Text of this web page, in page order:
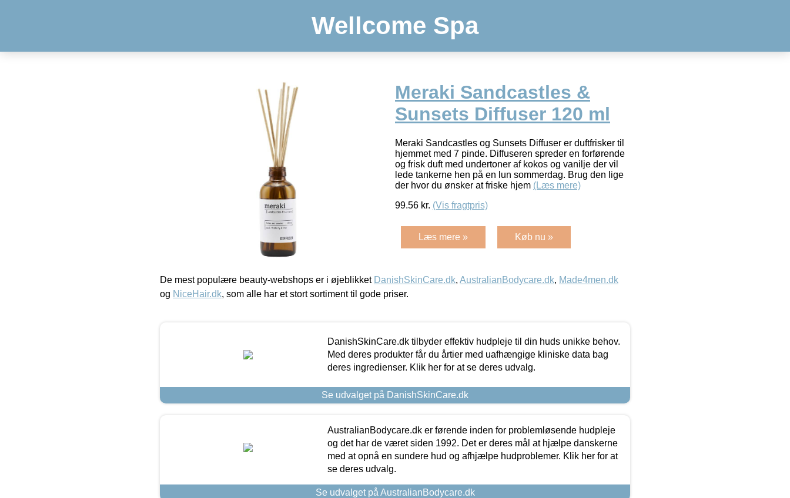
Wellcome Spa
Meraki Sandcastles &
Sunsets Diffuser 120 ml
Meraki Sandcastles og Sunsets Diffuser er duftfrisker til
hjemmet med 7 pinde. Diffuseren spreder en forførende
og frisk duft med undertoner af kokos og vanilje der vil
lede tankerne hen på en lun sommerdag. Brug den lige
der hvor du ønsker at friske hjem (Læs mere)
99.56 kr. (Vis fragtpris)
Læs mere » Køb nu »
De mest populære beauty-webshops er i øjeblikket DanishSkinCare.dk, AustralianBodycare.dk, Made4men.dk
og NiceHair.dk, som alle har et stort sortiment til gode priser.
DanishSkinCare.dk tilbyder effektiv hudpleje til din huds unikke behov.
Med deres produkter får du årtier med uafhængige kliniske data bag
deres ingredienser. Klik her for at se deres udvalg.
Se udvalget på DanishSkinCare.dk
AustralianBodycare.dk er førende inden for problemløsende hudpleje
og det har de været siden 1992. Det er deres mål at hjælpe danskerne
med at opnå en sundere hud og afhjælpe hudproblemer. Klik her for at
se deres udvalg.
Se udvalget på AustralianBodycare.dk